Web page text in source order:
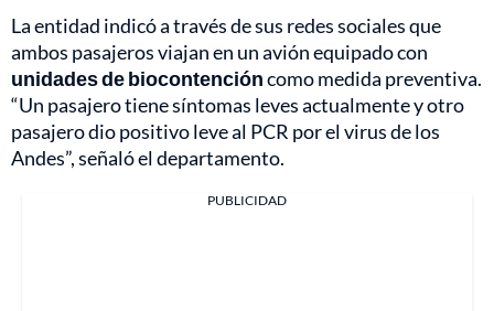
La entidad indicó a través de sus redes sociales que
ambos pasajeros viajan en un avión equipado con
unidades de biocontencióncomo medida preventiva.
“Un pasajero tiene síntomas leves actualmente y otro
pasajero dio positivo leve al PCR por el virus de los
Andes”, señaló el departamento.
PUBLICIDAD